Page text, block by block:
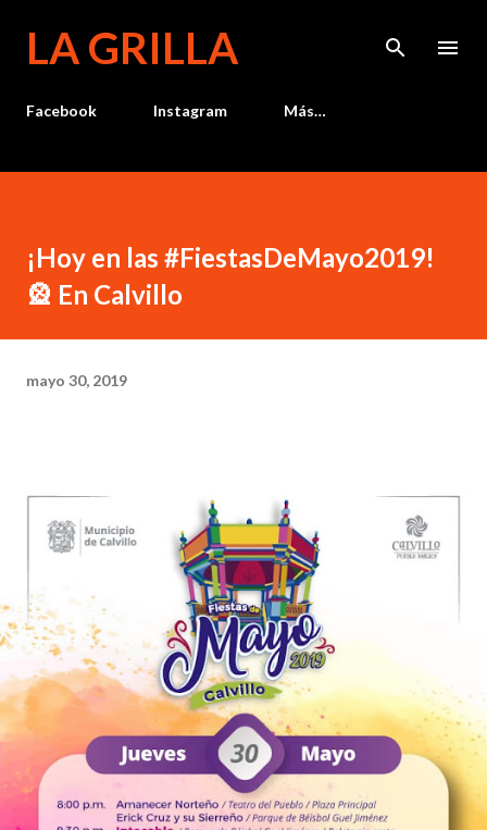
LA GRILLA
Facebook Instagram Más…
¡Hoy en las #FiestasDeMayo2019!
🎡 En Calvillo
mayo 30, 2019